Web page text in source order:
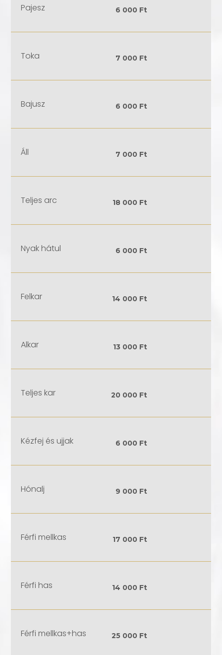
Pajesz 6 000 Ft
Toka 7 000 Ft
Bajusz 6 000 Ft
Áll 7 000 Ft
Teljes arc 18 000 Ft
Nyak hátul 6 000 Ft
Felkar 14 000 Ft
Alkar 13 000 Ft
Teljes kar 20 000 Ft
Kézfej és ujjak 6 000 Ft
Hónalj 9 000 Ft
Férfi mellkas 17 000 Ft
Férfi has 14 000 Ft
Férfi mellkas+has 25 000 Ft